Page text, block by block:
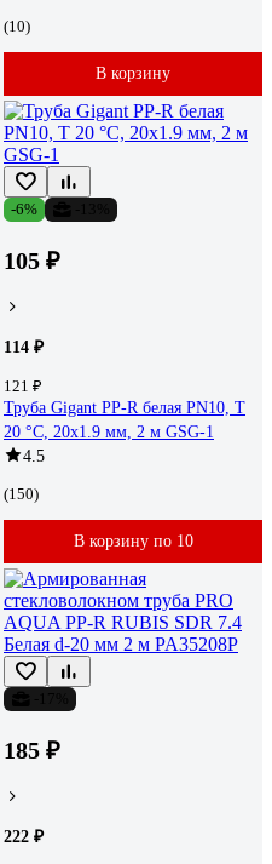
(10)
В корзину
-6%
105 ₽
114 ₽
121 ₽
Труба Gigant PP-R белая PN10, Т
20 °С, 20x1.9 мм, 2 м GSG-1
4.5
(150)
В корзину по 10
185 ₽
222 ₽